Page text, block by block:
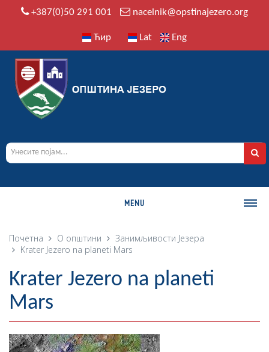
+387(0)50 291 001 nacelnik@opstinajezero.org
Ћир Lat Eng
MENU
О ОПШТИНИ
Географија
Насељена мјеста
Занимљивости
Почетна О општини
Занимљивости Језера
Krater Jezero na planeti Mars
Krater Jezero na planeti
Mars